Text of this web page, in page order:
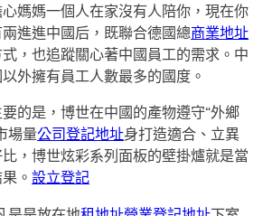
媽媽一個人在家沒有人陪你，現在你
進進中國后，既聯合德國總商業地址
，也追蹤關心著中國員工的需求。中
外擁有員工人數最多的國度。
是，博世在中國的產物遵守“外鄉
場量公司登記地址身打造適合、立異
，博世炫彩系列面板的壁掛爐就是當
。設立登記